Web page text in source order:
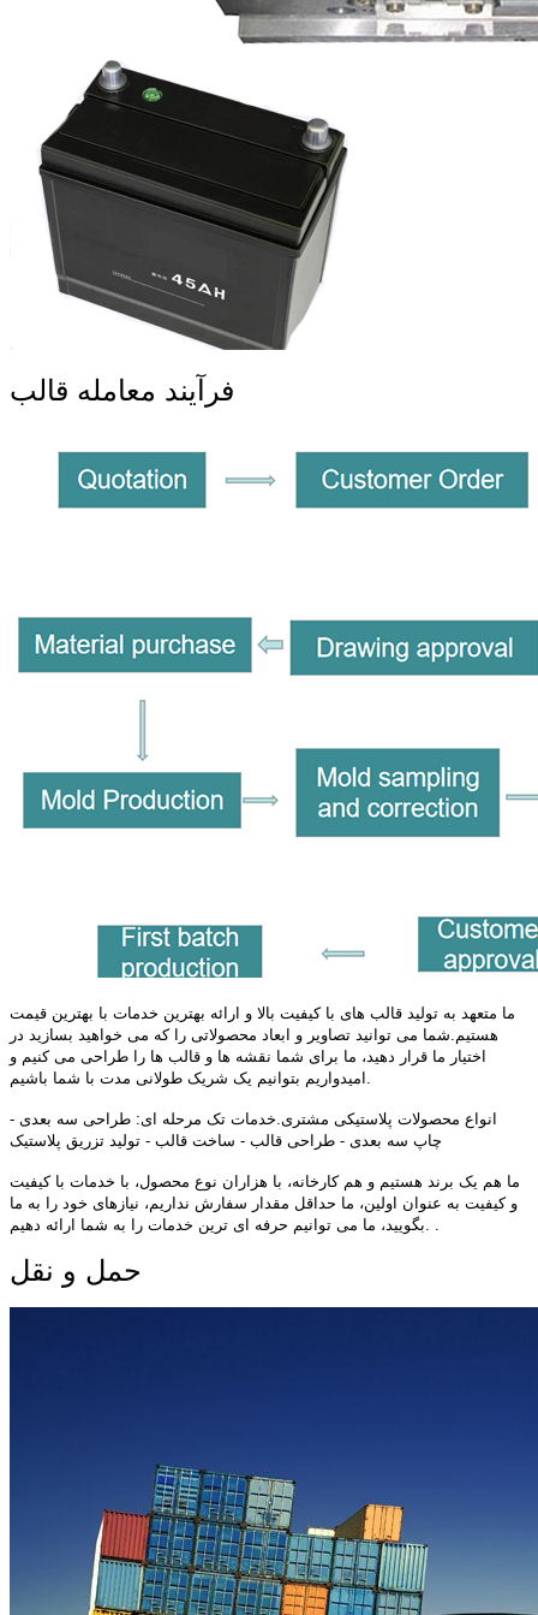
فرآیند معامله قالب
ما متعهد به تولید قالب های با کیفیت بالا و ارائه بهترین خدمات با بهترین قیمت
هستیم.شما می توانید تصاویر و ابعاد محصولاتی را که می خواهید بسازید در
اختیار ما قرار دهید، ما برای شما نقشه ها و قالب ها را طراحی می کنیم و
امیدواریم بتوانیم یک شریک طولانی مدت با شما باشیم.
انواع محصولات پلاستیکی مشتری.خدمات تک مرحله ای: طراحی سه بعدی -
چاپ سه بعدی - طراحی قالب - ساخت قالب - تولید تزریق پلاستیک
ما هم یک برند هستیم و هم کارخانه، با هزاران نوع محصول، با خدمات با کیفیت
و کیفیت به عنوان اولین، ما حداقل مقدار سفارش نداریم، نیازهای خود را به ما
بگویید، ما می توانیم حرفه ای ترین خدمات را به شما ارائه دهیم. .
حمل و نقل